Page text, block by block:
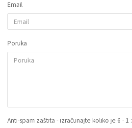
Email
Poruka
Anti-spam zaštita - izračunajte koliko je 6 - 1 :